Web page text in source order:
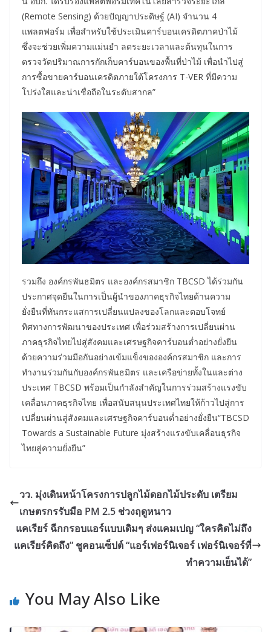
(Remote Sensing) ด้วยปัญญาประดิษฐ์ (AI) จำนวน 4
แพลตฟอร์ม เพื่อสำหรับใช้ประเมินคาร์บอนเครดิตภาคป่าไม้
ซึ่งจะช่วยเพิ่มความแม่นยำ ลดระยะเวลาและต้นทุนในการ
ตรวจวัดปริมาณการกักเก็บคาร์บอนของพื้นที่ป่าไม้ เพื่อนำไปสู่
การซื้อขายคาร์บอนเครดิตภายใต้โครงการ T-VER ที่มีความ
โปร่งใสและน่าเชื่อถือในระดับสากล”
รวมถึง องค์กรพันธมิตร และองค์กรสมาชิก TBCSD ได้ร่วมกัน
ประกาศจุดยืนในการเป็นผู้นำของภาคธุรกิจไทยด้านความ
ยั่งยืนที่ทันกระแสการเปลี่ยนแปลงของโลกและตอบโจทย์
ทิศทางการพัฒนาของประเทศ เพื่อร่วมสร้างการเปลี่ยนผ่าน
ภาคธุรกิจไทยไปสู่สังคมและเศรษฐกิจคาร์บอนต่ำอย่างยั่งยืน
ด้วยความร่วมมือกันอย่างเข้มแข็งขององค์กรสมาชิก และการ
ทำงานร่วมกันกับองค์กรพันธมิตร และเครือข่ายทั้งในและต่าง
ประเทศ TBCSD พร้อมเป็นกำลังสำคัญในการร่วมสร้างแรงขับ
เคลื่อนภาคธุรกิจไทย เพื่อสนับสนุนประเทศไทยให้ก้าวไปสู่การ
เปลี่ยนผ่านสู่สังคมและเศรษฐกิจคาร์บอนต่ำอย่างยั่งยืน“TBCSD
Towards a Sustainable Future มุ่งสร้างแรงขับเคลื่อนธุรกิจ
ไทยสู่ความยั่งยืน”
วว. มุ่งเดินหน้าโครงการปลูกไม้ดอกไม้ประดับ เตรียม
เกษตรกรรับมือ PM 2.5 ช่วงฤดูหนาว
แคเรียร์ ฉีกกรอบแอร์แบบเดิมๆ ส่งแคมเปญ “ใครคิดไม่ถึง
แคเรียร์คิดถึง” ชูคอนเซ็ปต์ “แอร์เฟอร์นิเจอร์ เฟอร์นิเจอร์ที่
ทำความเย็นได้”
You May Also Like